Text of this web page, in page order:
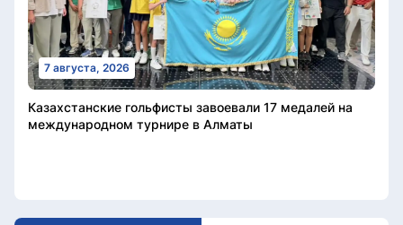
7 августа, 2026
Казахстанские гольфисты завоевали 17 медалей на
международном турнире в Алматы